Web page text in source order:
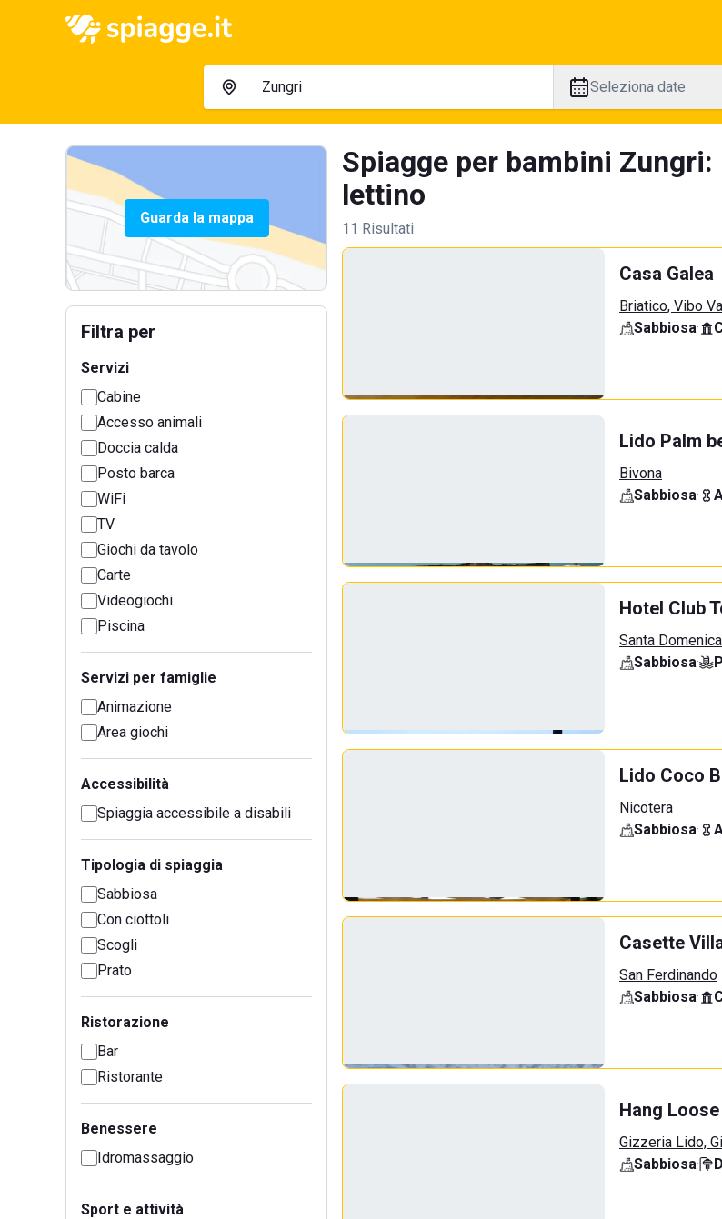
Seleziona date
Guarda la mappa
Filtra per
Servizi
Cabine
Accesso animali
Doccia calda
Posto barca
WiFi
TV
Giochi da tavolo
Carte
Videogiochi
Piscina
Servizi per famiglie
Animazione
Area giochi
Accessibilità
Spiaggia accessibile a disabili
Tipologia di spiaggia
Sabbiosa
Con ciottoli
Scogli
Prato
Ristorazione
Bar
Ristorante
Benessere
Idromassaggio
Sport e attività
Spiagge per bambini
lettino
11 Risultati
Casa Galea
Briatico, Vibo
Sabbiosa·
Lido Palm
Bivona
Sabbiosa·
Hotel Club
Santa Domenica
Sabbiosa·
Lido Coco
Nicotera
Sabbiosa·
Casette
San Ferdinando
Sabbiosa·
Hang
Gizzeria Lido,
Sabbiosa·